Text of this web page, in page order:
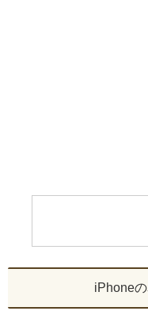
iPhone